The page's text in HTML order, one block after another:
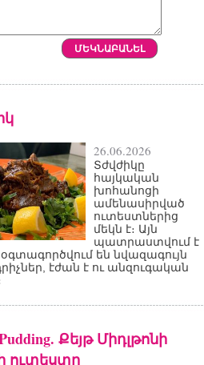
26.06.2026
Տժվժիկը
հայկական
խոհանոցի
ամենասիրված
ուտեստներից
մեկն է։ Այն
պատրաստվում է
են նվազագույն
էժան է ու անզուգական
Քեյթ Միդլթոնի
ուտեստը